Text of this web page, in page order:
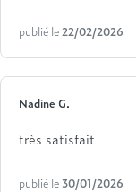
publié le22/02/2026
Nadine G.
très satisfait
publié le 30/01/2026